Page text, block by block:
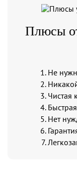
Плюсы
Не
Чистая
Нет